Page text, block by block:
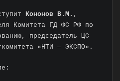
Кононов В.М. ,
Комитета ГД ФС РФ по
председатель ЦС
«НТИ — ЭКСПО».